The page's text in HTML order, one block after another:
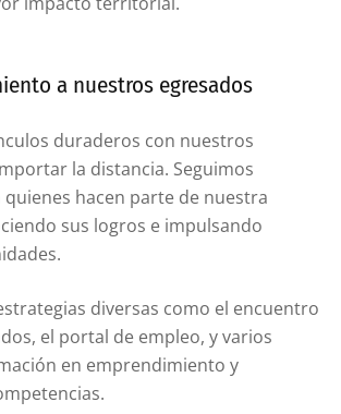
a nuestros egresados
duraderos con nuestros
la distancia. Seguimos
hacen parte de nuestra
sus logros e impulsando
diversas como el encuentro
el portal de empleo, y varios
en emprendimiento y